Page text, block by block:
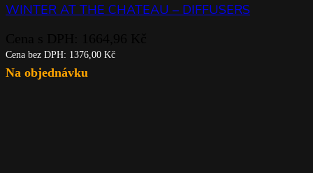
WINTER AT THE CHATEAU – DIFFUSERS
Cena bez DPH: 1376,00 Kč
Na objednávku